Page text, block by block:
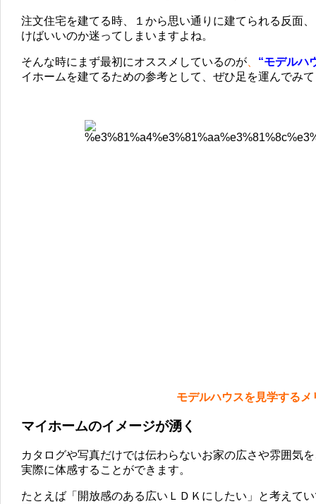
注文住宅を建てる時、１から思い通りに建てられる反面
けばいいのか迷ってしまいますよね。
そんな時にまず最初にオススメしているのが
“モデルハ
イホームを建てるための参考として、ぜひ足を運んでみ
モデルハウスを見学するメ
マイホームのイメージが湧く
カタログや写真だけでは伝わらないお家の広さや雰囲気
実際に体感することができます。
たとえば「開放感のある広いＬＤＫにしたい」と考えて